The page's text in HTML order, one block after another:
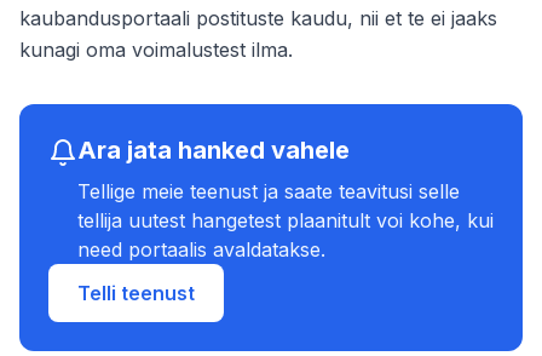
kaubandusportaali postituste kaudu, nii et te ei jaaks
kunagi oma voimalustest ilma.
Ara jata hanked vahele
Tellige meie teenust ja saate teavitusi selle
tellija uutest hangetest plaanitult voi kohe, kui
need portaalis avaldatakse.
Telli teenust